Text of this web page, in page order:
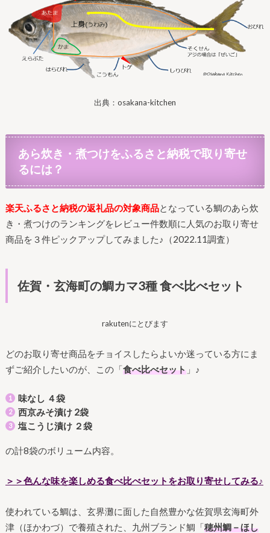
出典：osakana-kitchen
あら炊き・煮つけをふるさと納税で取り寄せ
るには？
楽天ふるさと納税の返礼品の対象商品となっている鯛のあら炊
き・煮つけのランキングをレビュー件数順に人気のお取り寄せ
商品を３件ピックアップしてみました♪（2022.11調査）
佐賀・玄海町の鯛カマ3種 食べ比べセット
rakutenにとびます
どのお取り寄せ商品をチョイスしたらよいか迷っている方にま
ずご紹介したいのが、この「食べ比べセット」♪
味なし ４袋
西京みそ漬け 2袋
塩こうじ漬け ２袋
の計8袋のボリューム内容。
＞＞色んな味を楽しめる食べ比べセットをお取り寄せしてみる♪
使われている鯛は、玄界灘に面した自然豊かな佐賀県玄海町外
津（ほかわづ）で養殖された、九州ブランド鯛「穂州鯛－ほし